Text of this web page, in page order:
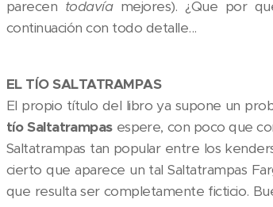
parecen todavía mejores). ¿Que por
continuación con todo detalle...
EL TÍO SALTATRAMPAS
El propio título del libro ya supone un
tío Saltatrampasespere, con poco que
Saltatrampas tan popular entre los
cierto que aparece un tal Saltatrampas
que resulta ser completamente ficticio.